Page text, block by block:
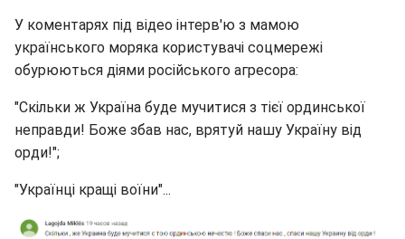
У коментарях під відео інтерв'ю з мамою
українського моряка користувачі соцмережі
обурюються діями російського агресора:
"Скільки ж Україна буде мучитися з тієї ординської
неправди! Боже збав нас, врятуй нашу Україну від
орди!";
"Українці кращі воїни"...